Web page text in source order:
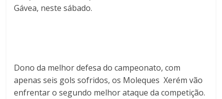
Gávea, neste sábado.
Dono da melhor defesa do campeonato, com
apenas seis gols sofridos, os Moleques Xerém vão
enfrentar o segundo melhor ataque da competição.